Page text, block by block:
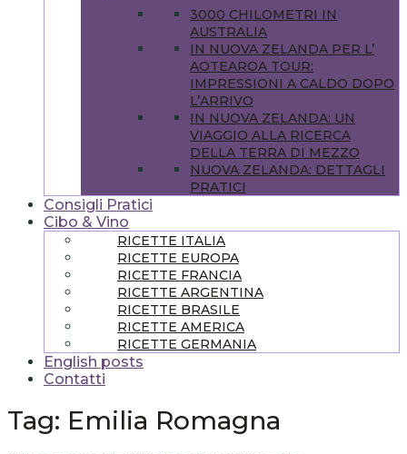
3000 CHILOMETRI IN
AUSTRALIA
IN NUOVA ZELANDA PER L’
AOTEAROA TOUR:
IMPRESSIONI A CALDO DOPO
L’ARRIVO
IN NUOVA ZELANDA: UN
VIAGGIO ALLA RICERCA
DELLA TERRA DI MEZZO
NUOVA ZELANDA: DETTAGLI
PRATICI
Consigli Pratici
Cibo & Vino
RICETTE ITALIA
RICETTE EUROPA
RICETTE FRANCIA
RICETTE ARGENTINA
RICETTE BRASILE
RICETTE AMERICA
RICETTE GERMANIA
English posts
Contatti
Tag: Emilia Romagna